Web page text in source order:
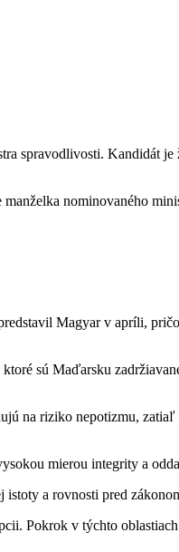
spravodlivosti. Kandidát je
nominovaného
Magyar v apríli,
sú Maďarsku
na riziko nepotizmu,
mierou integrity a
a rovnosti pred
Pokrok v týchto